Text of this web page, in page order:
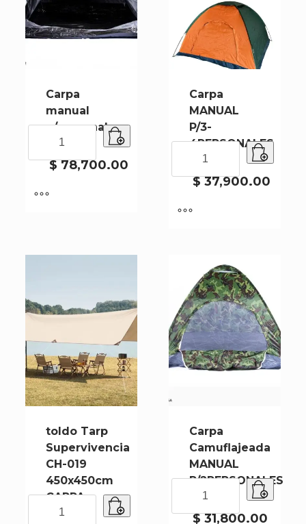
Carpa
manual
p/personales
CH-024
$78,700.00
manual
p/personales
024
Carpa
MANUAL
P/3-
4PERSONALES
Ch-005A
$37,900.00
MANUAL
P/3-
Ch-
toldo Tarp
Supervivencia
CH-019
450x450cm
CARPA
REFU
Carpa
Camuflajeada
MANUAL
P/2PERSONALES
Ch-003
$31,800.00
Camuflajeada
MANUAL